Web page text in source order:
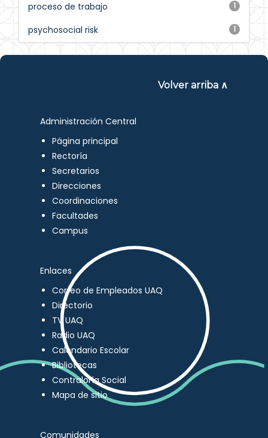
1
proceso de trabajo
1
psychosocial risk
Volver arriba ∧
Administración Central
Página principal
Rectoría
Secretarios
Direcciones
Coordinaciones
Facultades
Campus
Enlaces
Correo de Empleados UAQ
Directorio
TV UAQ
Radio UAQ
Calendario Escolar
Bibliotecas
Contraloría Social
Mapa de sitio
Comunidades